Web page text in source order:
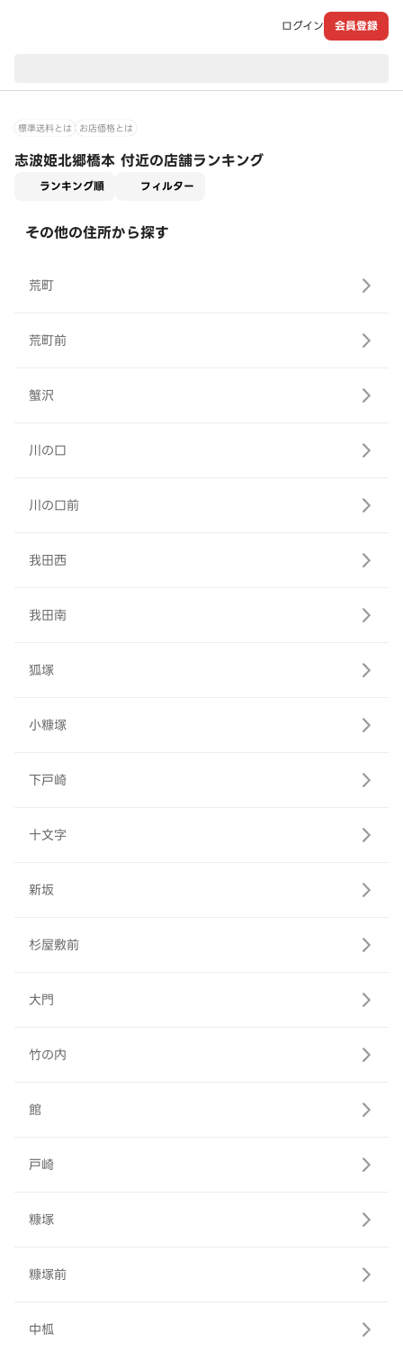
ログイン 会員登録
標準送料とは お店価格とは
志波姫北郷橋本 付近の店舗ランキング
ランキング順 フィルター
その他の住所から探す
荒町
荒町前
蟹沢
川の口
川の口前
我田西
我田南
狐塚
小糠塚
下戸崎
十文字
新坂
杉屋敷前
大門
竹の内
館
戸崎
糠塚
糠塚前
中柧